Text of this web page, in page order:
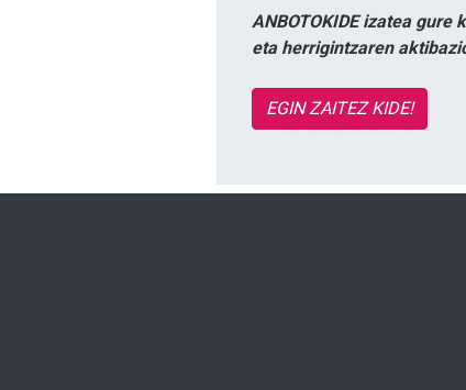
ANBOTOKIDE izatea
eta herrigintzaren
EGIN ZAITEZ KIDE!